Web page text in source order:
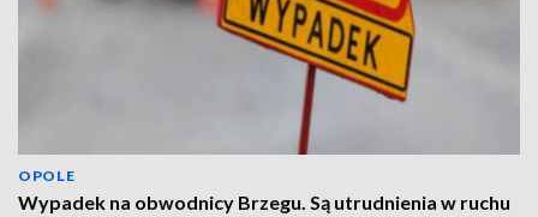
OPOLE
Wypadek na obwodnicy Brzegu. Są utrudnienia w ruchu